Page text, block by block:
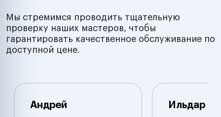
Мы стремимся проводить тщательную
проверку наших мастеров, чтобы
гарантировать качественное обслуживание по
доступной цене.
Андрей Ильдар